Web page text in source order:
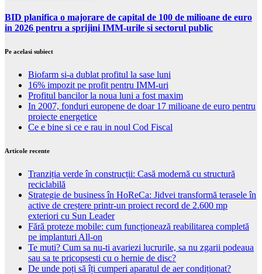
BID planifica o majorare de capital de 100 de milioane de euro
in 2026 pentru a sprijini IMM-urile si sectorul public
Pe acelasi subiect
Biofarm si-a dublat profitul la sase luni
16% impozit pe profit pentru IMM-uri
Profitul bancilor la noua luni a fost maxim
In 2007, fonduri europene de doar 17 milioane de euro pentru
proiecte energetice
Ce e bine si ce e rau in noul Cod Fiscal
Articole recente
Tranziția verde în construcții: Casă modernă cu structură
reciclabilă
Strategie de business în HoReCa: Jidvei transformă terasele în
active de creștere printr-un proiect record de 2.600 mp
exteriori cu Sun Leader
Fără proteze mobile: cum funcționează reabilitarea completă
pe implanturi All-on
Te muti? Cum sa nu-ti avariezi lucrurile, sa nu zgarii podeaua
sau sa te pricopsesti cu o hernie de disc?
De unde poți să îți cumperi aparatul de aer condiționat?